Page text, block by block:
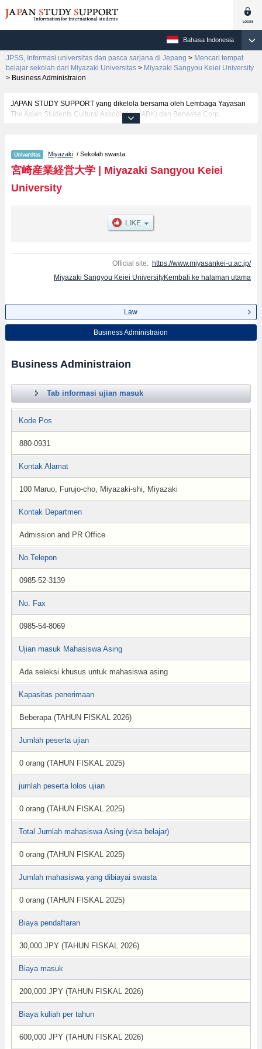
Bahasa Indonesia
JPSS, Informasi universitas dan pasca sarjana di Jepang > Mencari tempat
belajar sekolah dari Miyazaki Universitas > Miyazaki Sangyou Keiei University
> Business Administraion
JAPAN STUDY SUPPORT yang dikelola bersama oleh Lembaga Yayasan
The Asian Students Cultural Association (ABK) dan Benesse Corp.
menyediakan informasi sekitar 1300 universitas, pascasarjana, universitas
mencakup informasi per fakultas seperti Fakultas LawatauFakultas
Business Administraion, serta berbagai informasi yang berguna bagi
mahasiswa(i) mancanegara seperti kuota untuk jumlah pendaftar dan
jumlah kelulusan ujian masuk mahasiswa(i) mancanegara, informasi
Miyazaki / Sekolah swasta
宮崎産業経営大学| Miyazaki Sangyou Keiei
University
Official site: https://www.miyasankei-u.ac.jp/
Miyazaki Sangyou Keiei UniversityKembali ke halaman utama
Law
Business Administraion
Business Administraion
Tab informasi ujian masuk
Kode Pos
880-0931
Kontak Alamat
100 Maruo, Furujo-cho, Miyazaki-shi, Miyazaki
Kontak Departmen
Admission and PR Office
No.Telepon
0985-52-3139
No. Fax
0985-54-8069
Ujian masuk Mahasiswa Asing
Ada seleksi khusus untuk mahasiswa asing
Kapasitas penerimaan
Beberapa (TAHUN FISKAL 2026)
Jumlah peserta ujian
0 orang (TAHUN FISKAL 2025)
jumlah peserta lolos ujian
0 orang (TAHUN FISKAL 2025)
Total Jumlah mahasiswa Asing (visa belajar)
0 orang (TAHUN FISKAL 2025)
Jumlah mahasiswa yang dibiayai swasta
0 orang (TAHUN FISKAL 2025)
Biaya pendaftaran
30,000 JPY (TAHUN FISKAL 2026)
Biaya masuk
200,000 JPY (TAHUN FISKAL 2026)
Biaya kuliah per tahun
600,000 JPY (TAHUN FISKAL 2026)